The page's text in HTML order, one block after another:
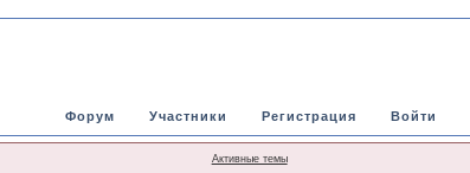
Форум Участники Регистрация Войти
Активные темы